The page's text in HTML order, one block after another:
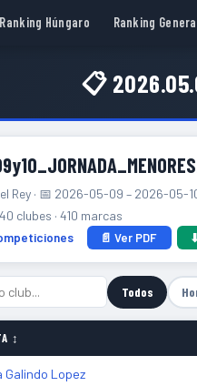
Ranking Húngaro Ranking
📋
Rey · 📅 2026-05-09 – 2026-05-
clubes · 410 marcas
📄 Ver PDF
Todos
↕
Galindo Lopez